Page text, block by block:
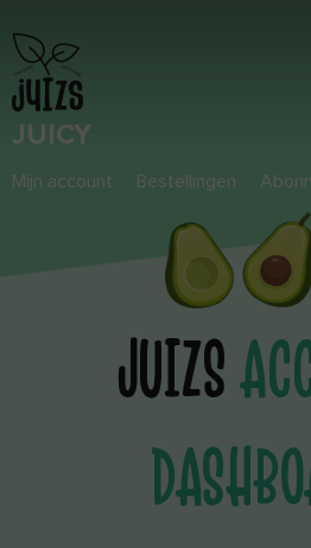
JUICY
Mijn account Bestellingen
JUIZS